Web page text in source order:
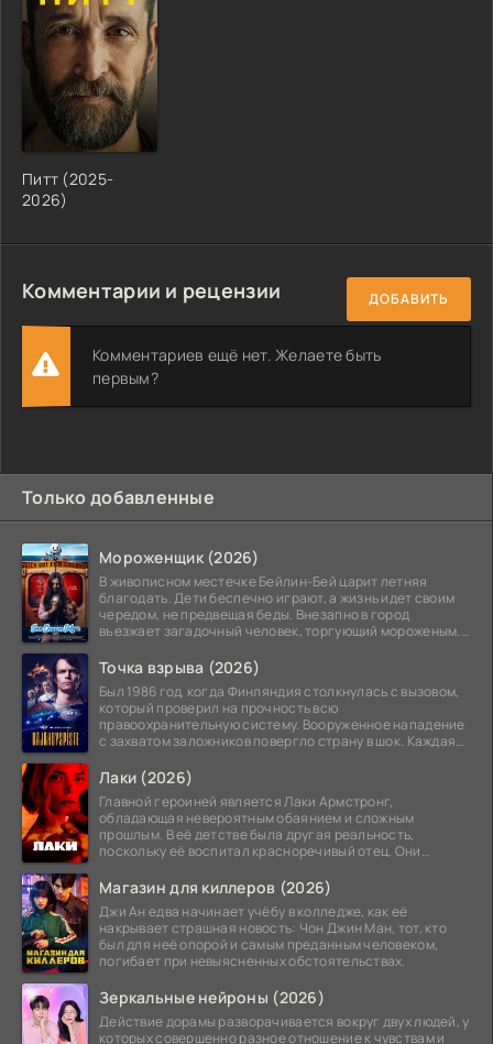
Питт (2025-
2026)
Комментарии и рецензии ДОБАВИТЬ
Комментариев ещё нет. Желаете быть
первым?
Только добавленные
Мороженщик (2026)
В живописном местечке Бейлин-Бей царит летняя
благодать. Дети беспечно играют, а жизнь идет своим
чередом, не предвещая беды. Внезапно в город
въезжает загадочный человек, торгующий мороженым.
Точка взрыва (2026)
Был 1986 год, когда Финляндия столкнулась с вызовом,
который проверил на прочность всю
правоохранительную систему. Вооруженное нападение
с захватом заложников повергло страну в шок. Каждая
Лаки (2026)
Главной героиней является Лаки Армстронг,
обладающая невероятным обаянием и сложным
прошлым. В её детстве была другая реальность,
поскольку её воспитал красноречивый отец. Они
Магазин для киллеров (2026)
Джи Ан едва начинает учёбу в колледже, как её
накрывает страшная новость: Чон Джин Ман, тот, кто
был для неё опорой и самым преданным человеком,
погибает при невыясненных обстоятельствах.
Зеркальные нейроны (2026)
Действие дорамы разворачивается вокруг двух людей, у
которых совершенно разное отношение к чувствам и